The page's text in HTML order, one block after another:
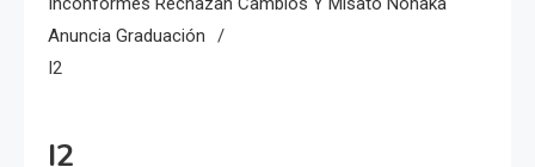
Anuncia Graduación
I2
I2